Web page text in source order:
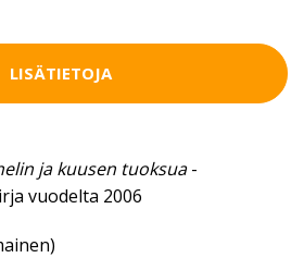
LISÄTIETOJA
ja kuusen tuoksua-
vuodelta 2006